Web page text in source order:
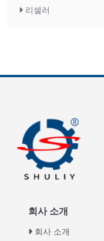
리셀러
회사 소개
회사 소개